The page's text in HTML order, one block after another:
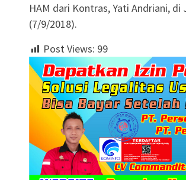
HAM dari Kontras, Yati Andriani,
(7/9/2018).
Post Views: 99